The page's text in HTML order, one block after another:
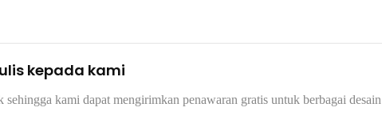
kepada kami
kami dapat mengirimkan penawaran gratis untuk berbagai desain